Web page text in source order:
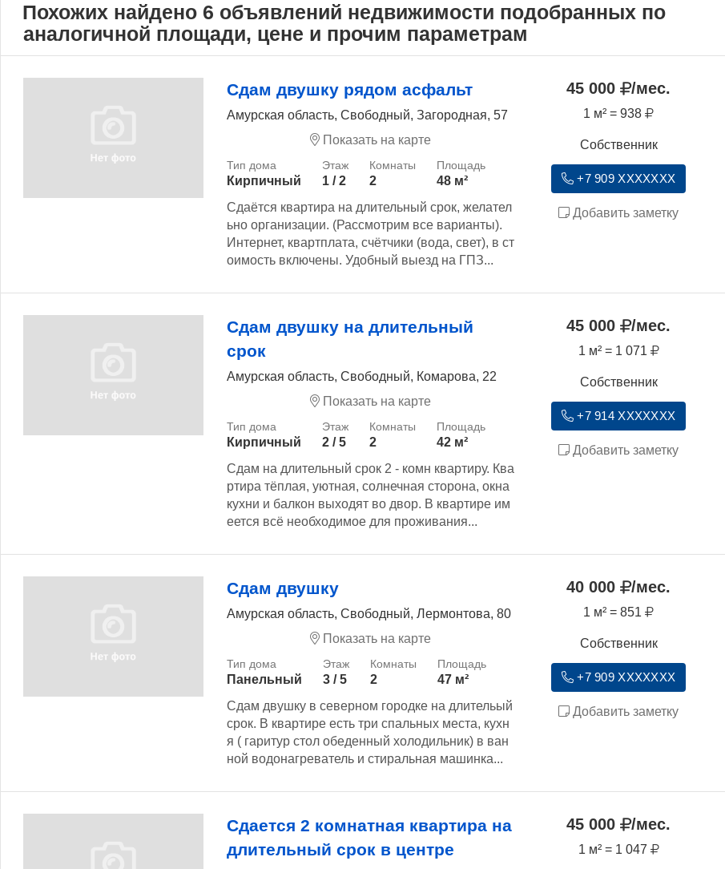
Похожих найдено 6 объявлений недвижимости подобранных по
аналогичной площади, цене и прочим параметрам
Сдам двушку рядом асфальт
Амурская область, Свободный, Загородная, 57
Показать на карте
Кирпичный 1 / 2 2
48 м²
Сдаётся квартира на длительный срок, желател
ьно организации. (Рассмотрим все варианты).
Интернет, квартплата, счётчики (вода, свет), в ст
оимость включены. Удобный выезд на ГПЗ...
45 000 /мес.
1 м² = 938
Собственник
+7 909 XXXXXXX
Добавить заметку
Сдам двушку на длительный
срок
Амурская область, Свободный, Комарова, 22
Показать на карте
Кирпичный 2 / 5 2
42 м²
Сдам на длительный срок 2 - комн квартиру. Ква
ртира тёплая, уютная, солнечная сторона, окна
кухни и балкон выходят во двор. В квартире им
еется всё необходимое для проживания...
45 000 /мес.
1 м² = 1 071
Собственник
+7 914 XXXXXXX
Добавить заметку
Сдам двушку
Амурская область, Свободный, Лермонтова, 80
Показать на карте
Панельный 3 / 5 2
47 м²
Сдам двушку в северном городке на длительый
срок. В квартире есть три спальных места, кухн
я ( гаритур стол обеденный холодильник) в ван
ной водонагреватель и стиральная машинка...
40 000 /мес.
1 м² = 851
Собственник
+7 909 XXXXXXX
Добавить заметку
Сдается 2 комнатная квартира на
длительный срок в центре
45 000 /мес.
1 м² = 1 047